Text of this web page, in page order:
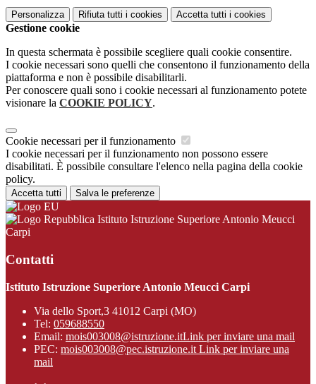
Personalizza Rifiuta tutti i cookies Accetta tutti i cookies
Gestione cookie
In questa schermata è possibile scegliere quali cookie consentire.
I cookie necessari sono quelli che consentono il funzionamento della
piattaforma e non è possibile disabilitarli.
Per conoscere quali sono i cookie necessari al funzionamento potete
visionare la COOKIE POLICY.
Cookie necessari per il funzionamento
I cookie necessari per il funzionamento non possono essere
disabilitati. È possibile consultare l'elenco nella pagina della cookie
policy.
Accetta tutti Salva le preferenze
Istituto Istruzione Superiore Antonio Meucci
Carpi
Contatti
Istituto Istruzione Superiore Antonio Meucci Carpi
Via dello Sport,3 41012 Carpi (MO)
Tel: 059688550
Email: mois003008@istruzione.itLink per inviare una mail
PEC: mois003008@pec.istruzione.it Link per inviare una
mail